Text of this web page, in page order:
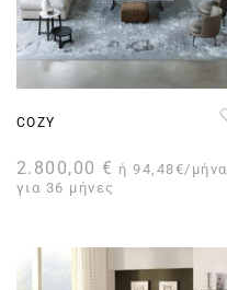
COZY
2.800,00 € ή 94,48€/μήνα
για 36 μήνες